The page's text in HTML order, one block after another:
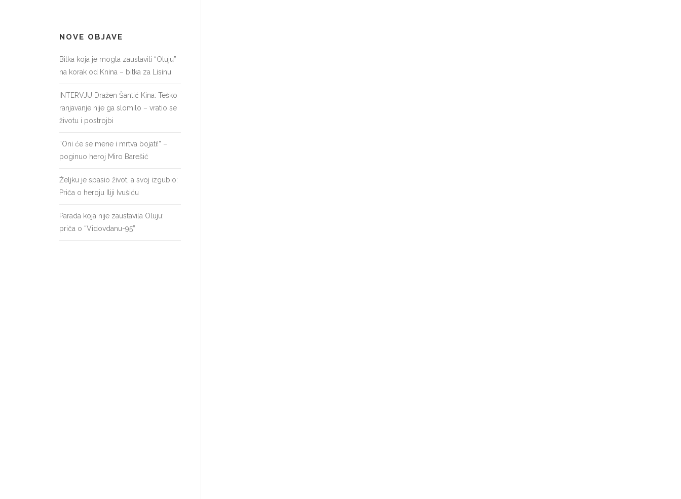
NOVE OBJAVE
Bitka koja je mogla zaustaviti “Oluju”
na korak od Knina – bitka za Lisinu
INTERVJU Dražen Šantić Kina: Teško
ranjavanje nije ga slomilo – vratio se
životu i postrojbi
“Oni će se mene i mrtva bojati!” –
poginuo heroj Miro Barešić
Željku je spasio život, a svoj izgubio:
Priča o heroju Iliji Ivušiću
Parada koja nije zaustavila Oluju:
priča o “Vidovdanu-95”